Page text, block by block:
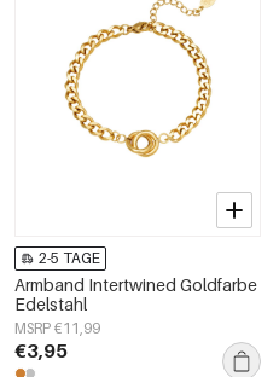
2-5 TAGE
Armband Intertwined Goldfarbe
Edelstahl
MSRP €11,99
€3,95